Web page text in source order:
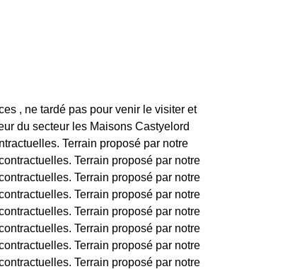
, ne tardé pas pour venir le visiter et
du secteur les Maisons Castyelord
Terrain proposé par notre
Terrain proposé par notre
Terrain proposé par notre
Terrain proposé par notre
Terrain proposé par notre
Terrain proposé par notre
Terrain proposé par notre
Terrain proposé par notre